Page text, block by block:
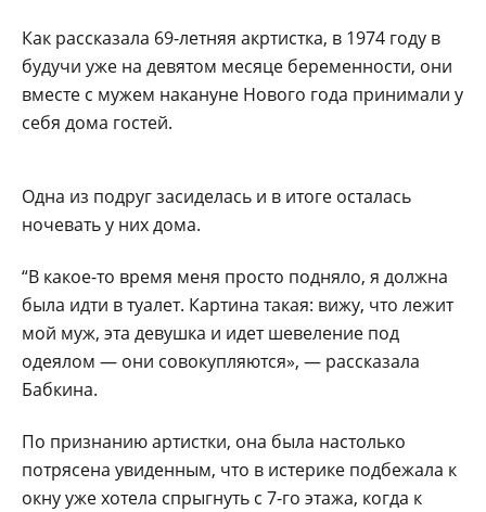
Как рассказала 69-летняя акртистка, в 1974 году в
будучи уже на девятом месяце беременности, они
вместе с мужем накануне Нового года принимали у
себя дома гостей.
Одна из подруг засиделась и в итоге осталась
ночевать у них дома.
“В какое-то время меня просто подняло, я должна
была идти в туалет. Картина такая: вижу, что лежит
мой муж, эта девушка и идет шевеление под
одеялом — они совокупляются», — рассказала
Бабкина.
По признанию артистки, она была настолько
потрясена увиденным, что в истерике подбежала к
окну уже хотела спрыгнуть с 7-го этажа, когда к